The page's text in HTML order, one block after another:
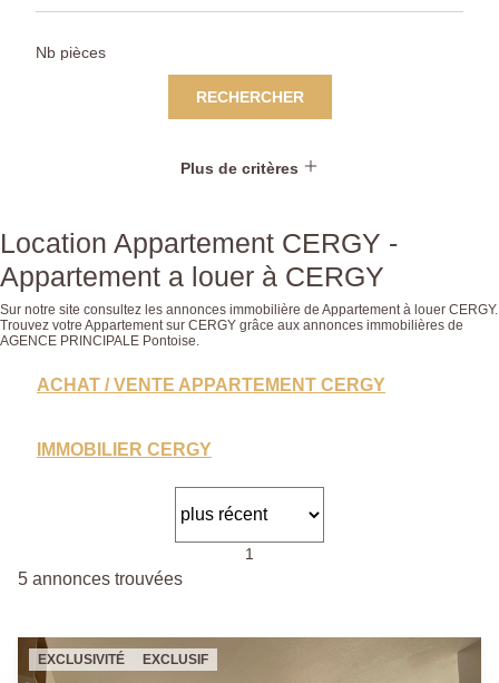
RECHERCHER
Plus de critères
Location Appartement CERGY -
Appartement a louer à CERGY
Sur notre site consultez les annonces immobilière de Appartement à louer CERGY.
Trouvez votre Appartement sur CERGY grâce aux annonces immobilières de
AGENCE PRINCIPALE Pontoise.
ACHAT / VENTE APPARTEMENT CERGY
IMMOBILIER CERGY
1
5 annonces trouvées
EXCLUSIVITÉ EXCLUSIF